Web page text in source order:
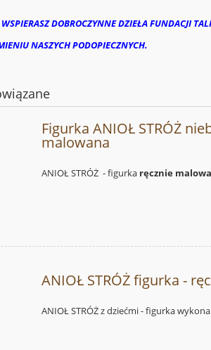
DOBROCZYNNE DZIEŁA FUNDACJI
NASZYCH PODOPIECZNYCH.
Figurka ANIOŁ STRÓŻ
malowana
ANIOŁ STRÓŻ - figurka ręcznie
ANIOŁ STRÓŻ figurka -
ANIOŁ STRÓŻ z dziećmi - figurka